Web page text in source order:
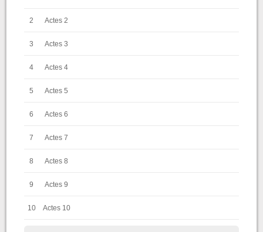
2 Actes 2
3 Actes 3
4 Actes 4
5 Actes 5
6 Actes 6
7 Actes 7
8 Actes 8
9 Actes 9
10 Actes 10